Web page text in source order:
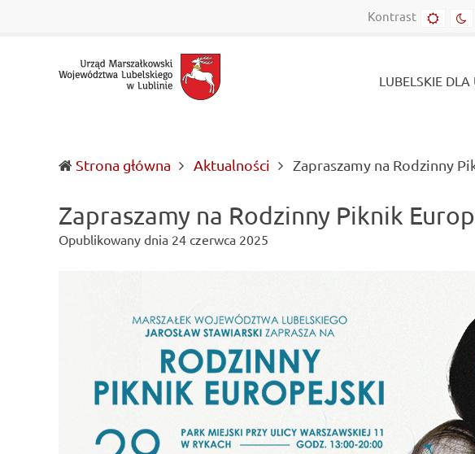
Województwa
Lubelskiego
wojewódzkich
Lubelszczyźnie
Kontrast
LUBELSKIE
Strona główna Aktualności Zapraszamy na Rodzinny
Zapraszamy na Rodzinny Piknik
Opublikowany dnia 24 czerwca 2025